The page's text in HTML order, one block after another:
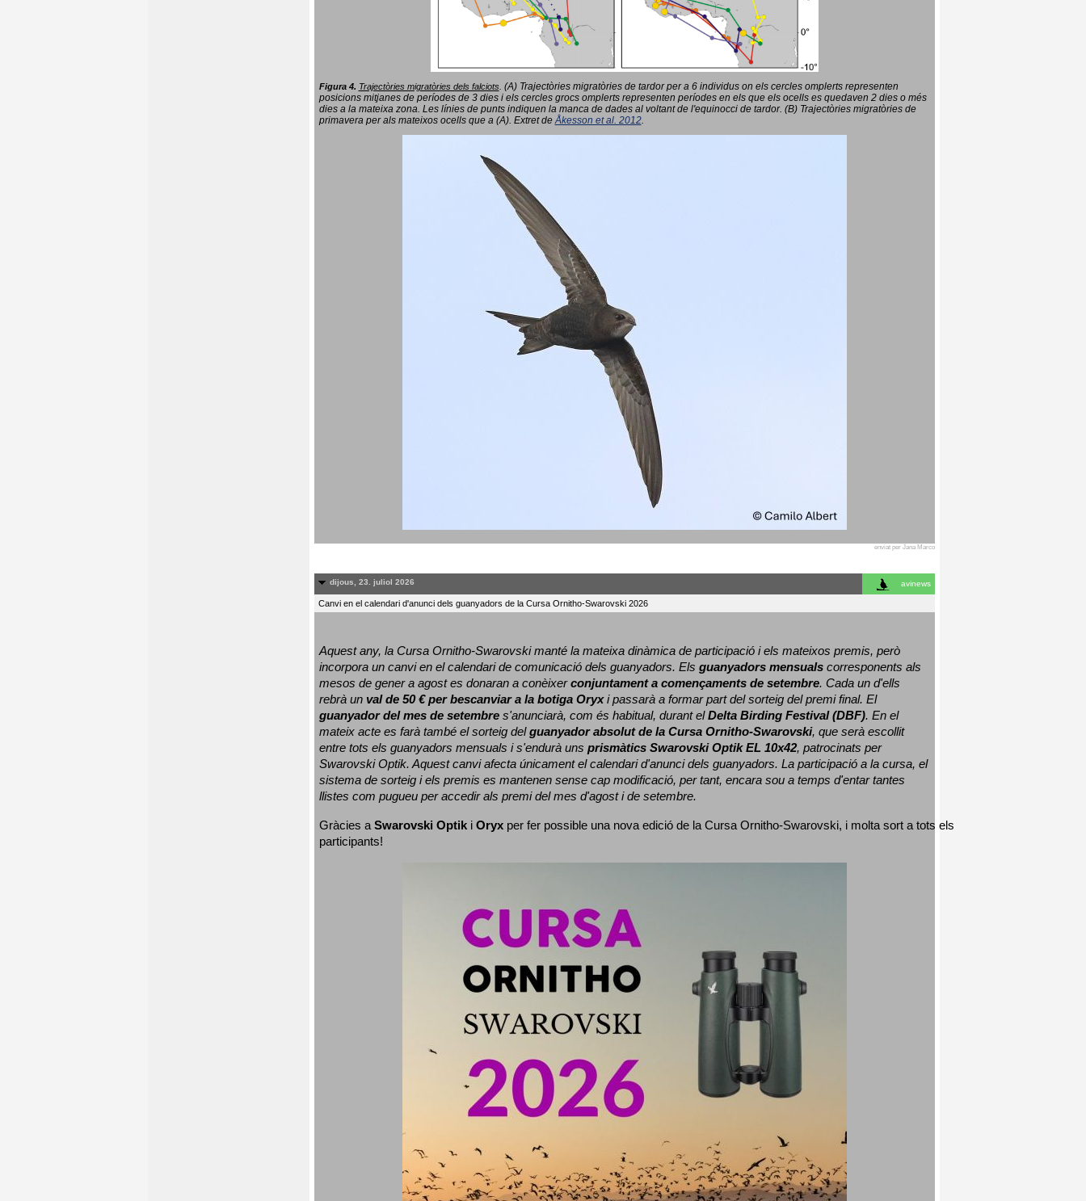
Figura 4. Trajectòries migratòries dels falciots. (A) Trajectòries migratòries de tardor per a 6 individus on els cercles omplerts representen
posicions mitjanes de períodes de 3 dies i els cercles grocs omplerts representen períodes en els que els ocells es quedaven 2 dies o més
dies a la mateixa zona. Les línies de punts indiquen la manca de dades al voltant de l'equinocci de tardor. (B) Trajectòries migratòries de
primavera per als mateixos ocells que a (A). Extret deÅkesson et al. 2012.
enviat per Jana Marco
dijous, 23. juliol 2026 avinews
Canvi en el calendari d'anunci dels guanyadors de la Cursa Ornitho-Swarovski 2026
Aquest any, la Cursa Ornitho-Swarovski manté la mateixa dinàmica de participació i els mateixos premis, però
incorpora un canvi en el calendari de comunicació dels guanyadors. Els guanyadors mensuals corresponents als
mesos de gener a agost es donaran a conèixer conjuntament a començaments de setembre. Cada un d'ells
rebrà un val de 50 € per bescanviar a la botiga Oryx i passarà a formar part del sorteig del premi final.
El
guanyador del mes de setembre s'anunciarà, com és habitual, durant el Delta Birding Festival (DBF). En el
mateix acte es farà també el sorteig del guanyador absolut de la Cursa Ornitho-Swarovski, que serà escollit
entre tots els guanyadors mensuals i s'endurà uns prismàtics Swarovski Optik EL 10x42, patrocinats per
Swarovski Optik. Aquest canvi afecta únicament el calendari d'anunci dels guanyadors. La participació a la cursa, el
sistema de sorteig i els premis es mantenen sense cap modificació, per tant, encara sou a temps d'entar tantes
llistes com pugueu per accedir als premi del mes d'agost i de setembre.
Gràcies a Swarovski Optik i Oryx per fer possible una nova edició de la Cursa Ornitho-Swarovski, i molta sort a tots els
participants!